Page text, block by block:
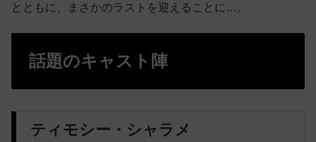
とともに、まさかのラストを迎えることに…。
話題のキャスト陣
ティモシー・シャラメ